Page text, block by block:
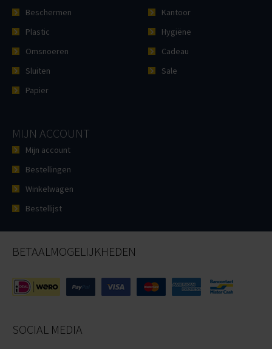
Beschermen
Plastic
Omsnoeren
Sluiten
Papier
Kantoor
Hygiëne
Cadeau
Sale
MIJN ACCOUNT
Mijn account
Bestellingen
Winkelwagen
Bestellijst
BETAALMOGELIJKHEDEN
SOCIAL MEDIA